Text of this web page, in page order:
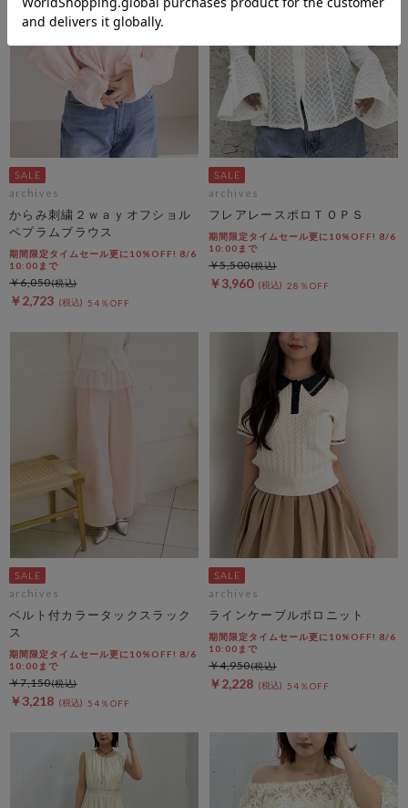
archives
からみ刺繍２ｗａｙオフショル
ペプラムブラウス
期間限定タイムセール更に10%OFF! 8/6
10:00まで
￥2,723 54％OFF
￥6,050
archives
フレアレースポロＴＯＰＳ
期間限定タイムセール更に10%OFF! 8/6
10:00まで
￥3,960 28％OFF
￥5,500
archives
ベルト付カラータックスラック
ス
期間限定タイムセール更に10%OFF! 8/6
10:00まで
￥3,218 54％OFF
￥7,150
archives
ラインケーブルポロニット
期間限定タイムセール更に10%OFF! 8/6
10:00まで
￥2,228 54％OFF
￥4,950